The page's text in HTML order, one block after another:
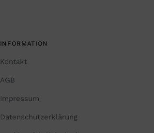
INFORMATION
Kontakt
AGB
Impressum
Datenschutzerklärung